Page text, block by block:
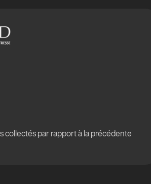
collectés par rapport à la précédente